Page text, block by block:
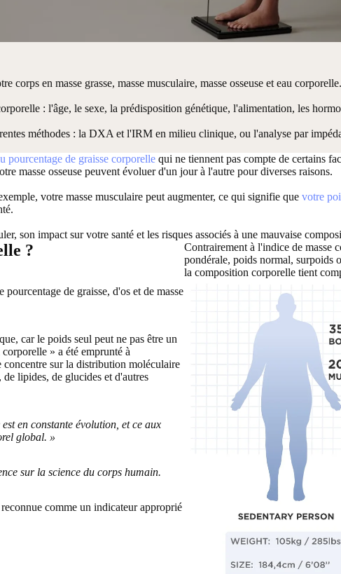
corps en masse grasse, masse musculaire, masse osseuse et eau
: l'âge, le sexe, la prédisposition génétique, l'alimentation, les
méthodes : la DXA et l'IRM en milieu clinique, ou l'analyse par
pourcentage de graisse corporelle qui ne tiennent pas compte de certains
masse osseuse peuvent évoluer d'un jour à l'autre pour diverses raisons.
votre masse musculaire peut augmenter, ce qui signifie que votre
son impact sur votre santé et les risques associés à une mauvaise
?
de graisse, d'os et de masse
car le poids seul peut ne pas être un
» a été emprunté à
concentre sur la distribution moléculaire
lipides, de glucides et d'autres
en constante évolution, et ce aux
global. »
sur la science du corps humain.
comme un indicateur approprié
Contrairement à l'indice de masse
pondérale, poids normal, surpoids
la composition corporelle tient